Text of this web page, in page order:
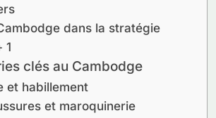
dans la stratégie
1
clés au Cambodge
et habillement
et maroquinerie